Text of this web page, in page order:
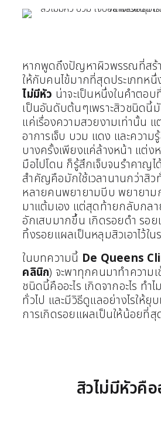
หากพูดถึงปัญหาผิวพรรณที่สร้า
ให้กับคนไข้มากที่สุดประเภทหนึ่
ไม่มีหัว น่าจะเป็นหนึ่งในคำตอ
เป็นอันดับต้นๆเพราะสิวชนิดนี้
แค่เรื่องความสวยงามเท่านั้น
อาการเจ็บ บวม แดง และควา
บางครั้งเพียงแค่ล้างหน้า แต่งห
มือไปโดน ก็รู้สึกเจ็บจนรำคาญ
สำคัญคือมักใช้เวลานานกว่าสิว
หลายคนพยายามบีบ พยายาม
มาแต้มเอง แต่สุดท้ายกลับกลา
อักเสบมากขึ้น เกิดรอยดำ รอย
ทิ้งรอยแผลเป็นหลุมสิวเอาไว้ใน
ในบทความนี้ De Queens
คลินิก) จะพาทุกคนมาทำความ
ชนิดนี้คืออะไร เกิดจากอะไร ทำ
ทั่วไป และมีวิธีดูแลอย่างไรให้ยุ
การเกิดรอยแผลเป็นให้น้อยที่สุ
สิวไม่มีหัวคือ